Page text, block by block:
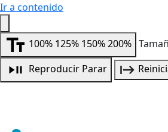
Ir a contenido
100% 125% 150%200%
Reproducir Parar